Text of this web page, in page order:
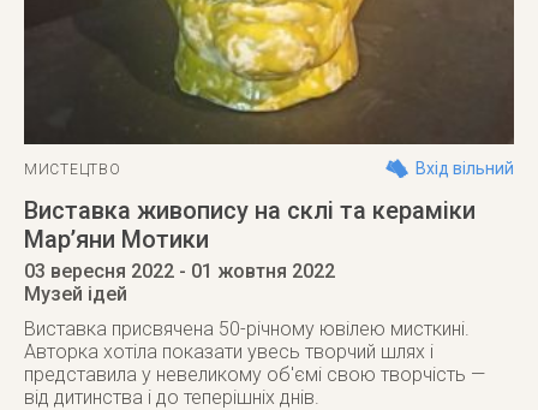
МИСТЕЦТВО Вхід вільний
Виставка живопису на склі та кераміки
Мар’яни Мотики
03 вересня 2022 - 01 жовтня 2022
Музей ідей
Виставка присвячена 50-річному ювілею мисткині.
Авторка хотіла показати увесь творчий шлях і
представила у невеликому об'ємі свою творчість —
від дитинства і до теперішніх днів.